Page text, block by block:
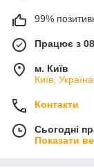
99%
Працює з
м. Київ
Київ, Україна
Контакти
Сьогодні
Показати